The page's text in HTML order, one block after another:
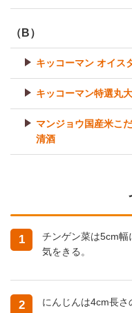
（B）
キッコーマン オイス
キッコーマン特選丸
マンジョウ国産米こ
清酒
1
チンゲン菜は5cm幅
気をきる。
2 にんじんは4cm長さ